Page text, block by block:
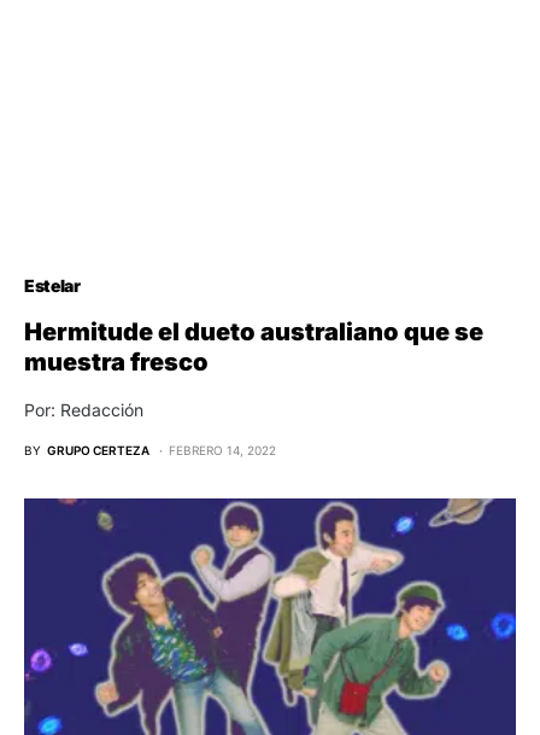
Estelar
Hermitude el dueto australiano que se
muestra fresco
Por: Redacción
BY GRUPO CERTEZA FEBRERO 14, 2022